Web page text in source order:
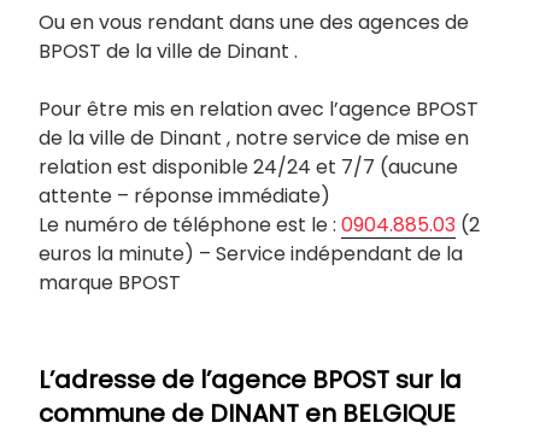
Ou en vous rendant dans une des agences de
BPOST de la ville de Dinant .
Pour être mis en relation avec l’agence BPOST
de la ville de Dinant , notre service de mise en
relation est disponible 24/24 et 7/7 (aucune
attente – réponse immédiate)
Le numéro de téléphone est le : 0904.885.03 (2
euros la minute) – Service indépendant de la
marque BPOST
L’adresse de l’agence BPOST sur la
commune de DINANT en BELGIQUE